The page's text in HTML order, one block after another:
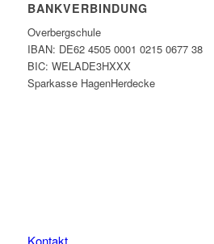
BANKVERBINDUNG
Overbergschule
IBAN: DE62 4505 0001 0215 0677 38
BIC: WELADE3HXXX
Sparkasse HagenHerdecke
Kontakt